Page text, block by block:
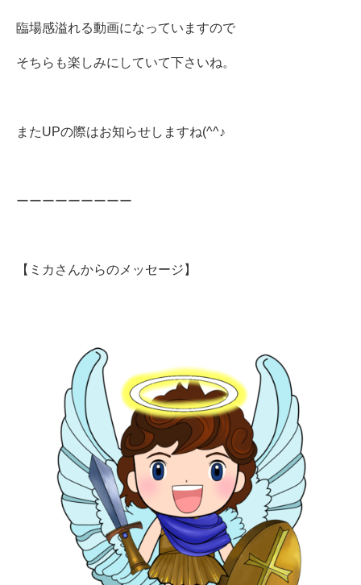
臨場感溢れる動画になっていますので
そちらも楽しみにしていて下さいね。
またUPの際はお知らせしますね(^^♪
ーーーーーーーーー
【ミカさんからのメッセージ】